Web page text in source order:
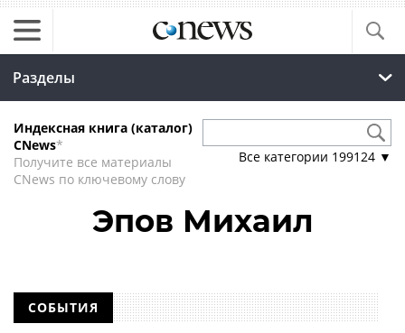
Разделы
Индексная книга (каталог)
CNews*
Получите все материалы
CNews по ключевому слову
Все категории 199124 ▼
Эпов Михаил
СОБЫТИЯ